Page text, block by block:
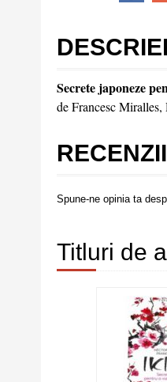
Secrete japoneze
de Francesc
RECENZII
Spune-ne opinia ta
Titluri de